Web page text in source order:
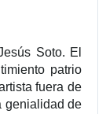
Soto. El
patrio
fuera de
genialidad de